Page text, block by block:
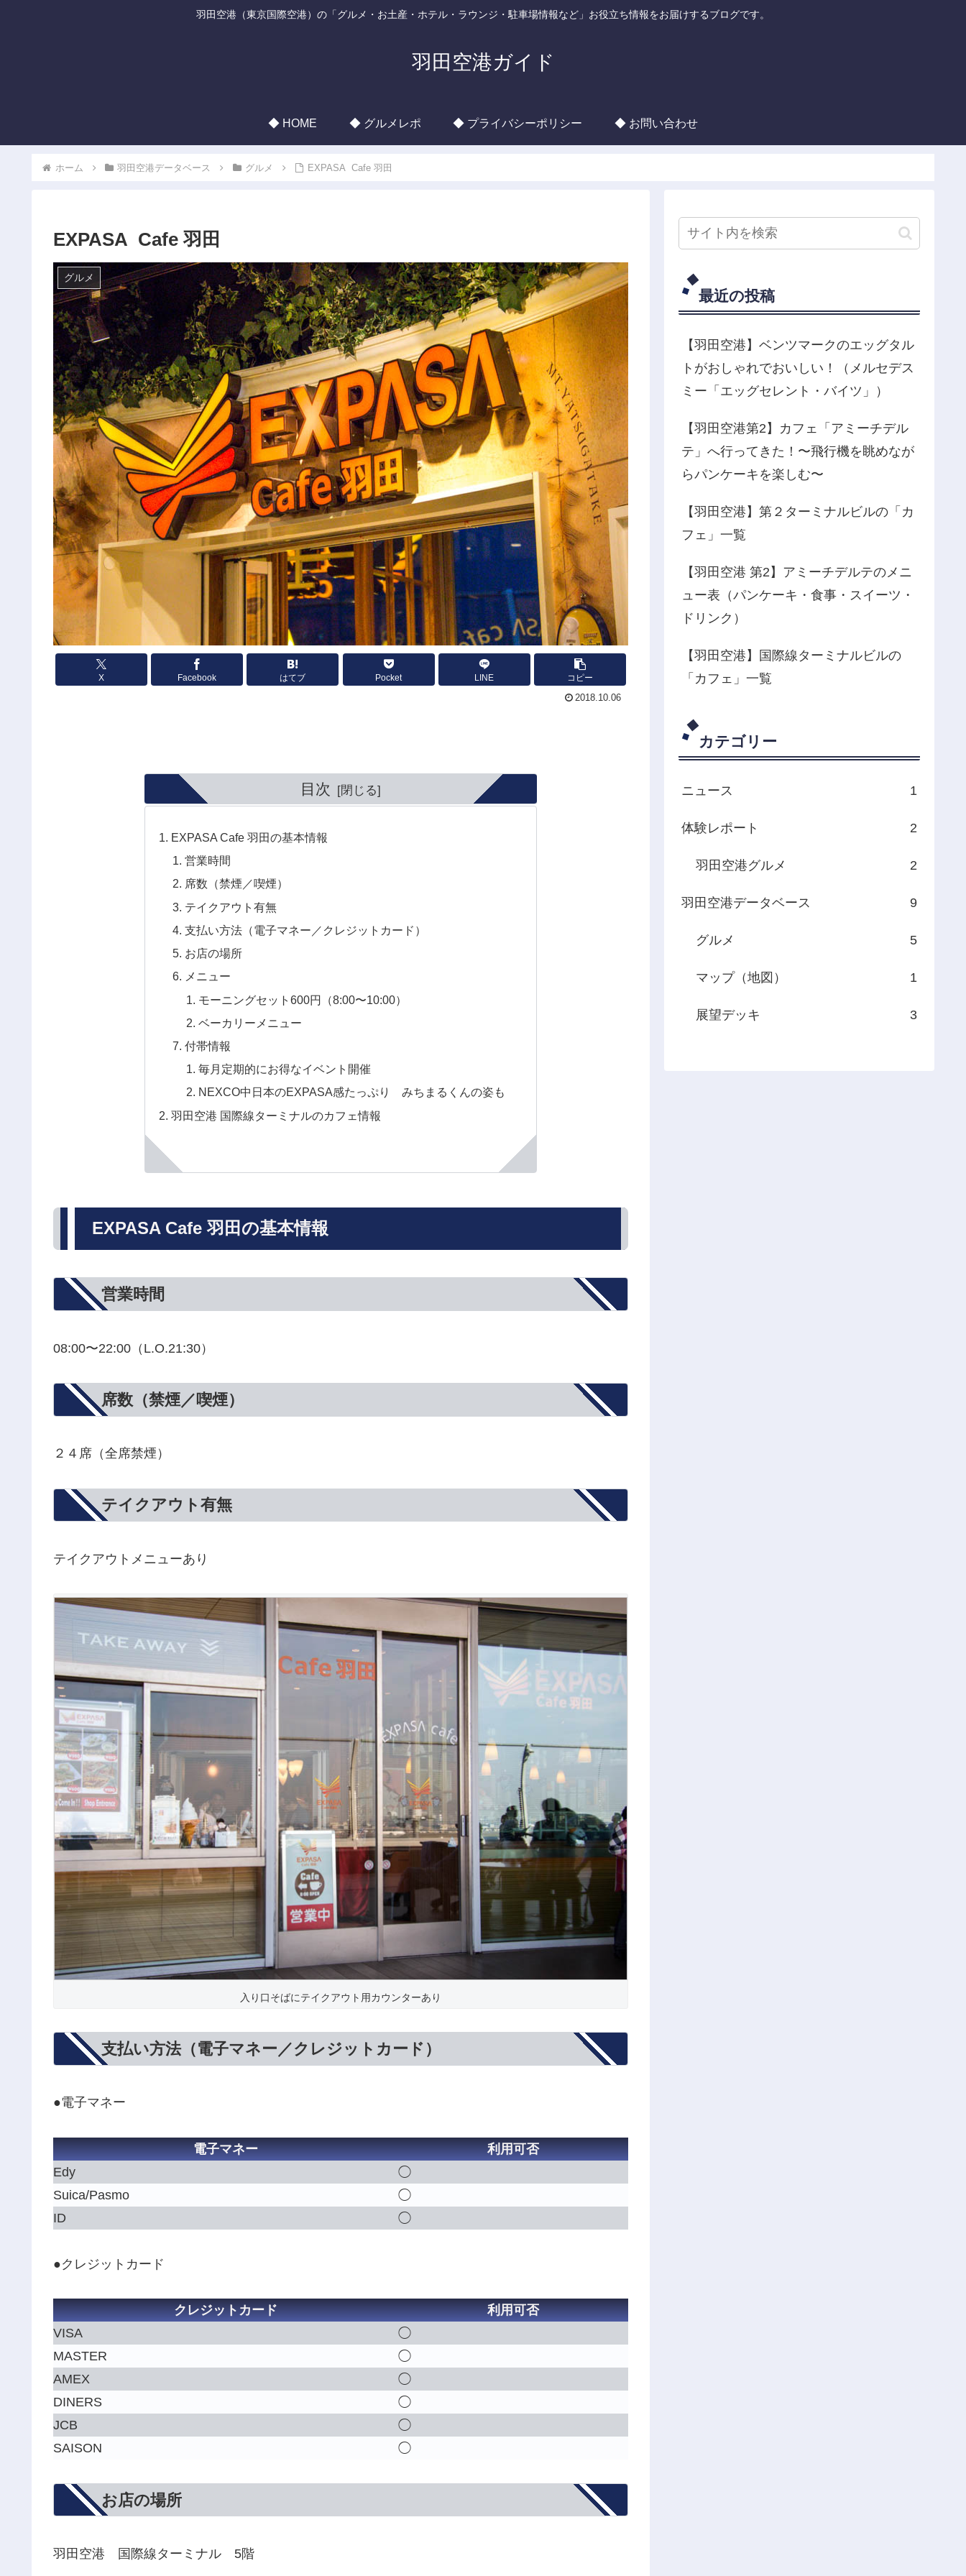
羽田空港（東京国際空港）の「グルメ・お土産・ホテル・ラウンジ・駐車場情報など」お役立ち情報をお届けするブログです。
羽田空港ガイド
◆ HOME ◆ グルメレポ ◆ プライバシーポリシー ◆ お問い合わせ
ホーム 羽田空港データベース グルメ EXPASA Cafe 羽田
EXPASA Cafe 羽田
グルメ
X Facebook はてブ Pocket LINE コピー
2018.10.06
目次
EXPASA Cafe 羽田の基本情報
営業時間
席数（禁煙／喫煙）
テイクアウト有無
支払い方法（電子マネー／クレジットカード）
お店の場所
メニュー
モーニングセット600円（8:00〜10:00）
ベーカリーメニュー
付帯情報
毎月定期的にお得なイベント開催
NEXCO中日本のEXPASA感たっぷり みちまるくんの姿も
羽田空港 国際線ターミナルのカフェ情報
EXPASA Cafe 羽田の基本情報
営業時間
08:00〜22:00（L.O.21:30）
席数（禁煙／喫煙）
２４席（全席禁煙）
テイクアウト有無
テイクアウトメニューあり
入り口そばにテイクアウト用カウンターあり
支払い方法（電子マネー／クレジットカード）
●電子マネー
電子マネー
利用可否
Edy
◯
Suica/Pasmo
◯
ID
◯
●クレジットカード
クレジットカード
利用可否
VISA
◯
MASTER
◯
AMEX
◯
DINERS
◯
JCB
◯
SAISON
◯
お店の場所
羽田空港 国際線ターミナル 5階
最近の投稿
【羽田空港】ベンツマークのエッグタル
トがおしゃれでおいしい！（メルセデス
ミー「エッグセレント・バイツ」）
【羽田空港第2】カフェ「アミーチデル
テ」へ行ってきた！〜飛行機を眺めなが
らパンケーキを楽しむ〜
【羽田空港】第２ターミナルビルの「カ
フェ」一覧
【羽田空港 第2】アミーチデルテのメニ
ュー表（パンケーキ・食事・スイーツ・
ドリンク）
【羽田空港】国際線ターミナルビルの
「カフェ」一覧
カテゴリー
ニュース 1
体験レポート 2
羽田空港グルメ 2
羽田空港データベース 9
グルメ 5
マップ（地図） 1
展望デッキ 3